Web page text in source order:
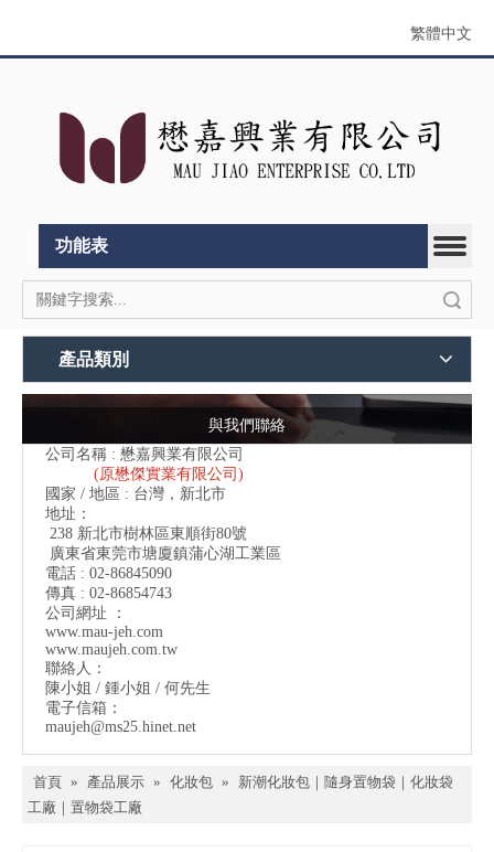
繁體中文
功能表
產品類別
與我們聯絡
公司名稱 : 懋嘉興業有限公司
(原懋傑實業有限公司)
國家 / 地區 : 台灣，新北市
地址：
238 新北市樹林區東順街80號
廣東省東莞市塘廈鎮蒲心湖工業區
電話 : 02-86845090
傳真 : 02-86854743
公司網址 ：
www.mau-jeh.com
www.maujeh.com.tw
聯絡人：
陳小姐 / 鍾小姐 / 何先生
電子信箱：
maujeh@ms25.hinet.net
首頁 » 產品展示 » 化妝包 »
新潮化妝包｜隨身置物袋｜化妝袋
工廠｜置物袋工廠